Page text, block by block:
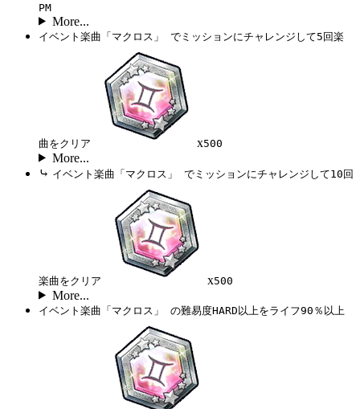
PM
More...
イベント楽曲「マクロス」 でミッションにチャレンジして5回楽
曲をクリア x500
More...
⤷ イベント楽曲「マクロス」 でミッションにチャレンジして10回
楽曲をクリア x500
More...
イベント楽曲「マクロス」 の難易度HARD以上をライフ90％以上